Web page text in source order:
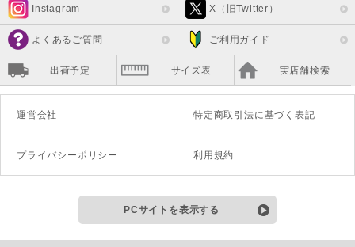
Instagram X（旧Twitter）
よくあるご質問 ご利用ガイド
出荷予定 サイズ表 実店舗検索
運営会社 特定商取引法に基づく表記
プライバシーポリシー 利用規約
PCサイトを表示する